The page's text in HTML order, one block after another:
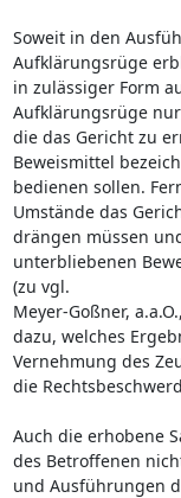
Soweit in den
Aufklärungsrüge
in zulässiger Form
Aufklärungsrüge
die das Gericht zu
Beweismittel
bedienen sollen.
Umstände das
drängen müssen
unterbliebenen
(zu vgl.
Meyer-Goßner,
dazu, welches
Vernehmung des
die
Auch die erhobene
des Betroffenen
und Ausführungen